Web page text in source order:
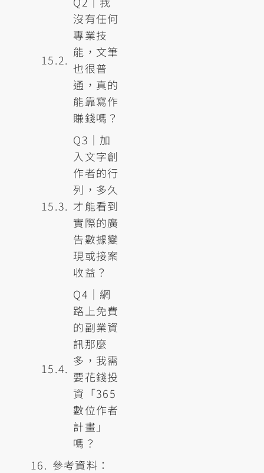
沒有任何
專業技
能，文筆
也很普
通，真的
能靠寫作
賺錢嗎？
Q3｜加
入文字創
作者的行
列，多久
才能看到
實際的廣
告數據變
現或接案
收益？
Q4｜網
路上免費
的副業資
訊那麼
多，我需
要花錢投
資「365
數位作者
計畫」
嗎？
參考資料：